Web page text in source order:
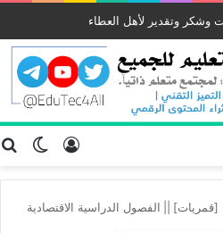
وشكر وتقدير لأهل العطاء
تسجيل
[قمريات] الفصول الدراسية الاقتصادية